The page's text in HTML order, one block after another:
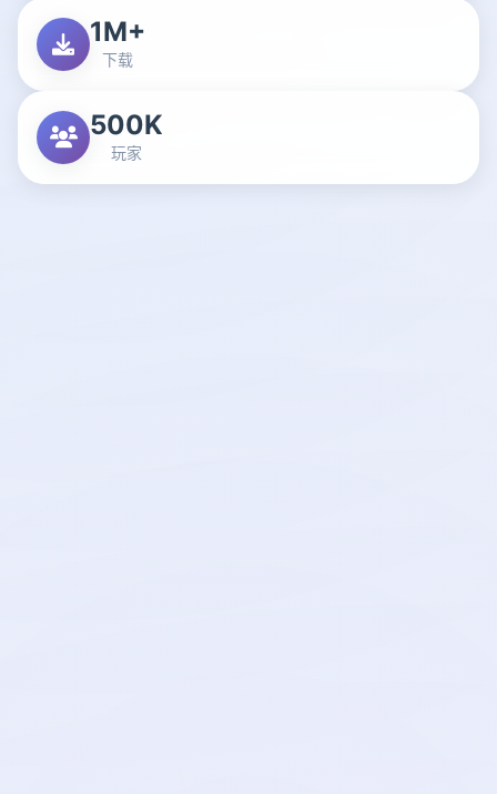
1M+
下载
500K
玩家